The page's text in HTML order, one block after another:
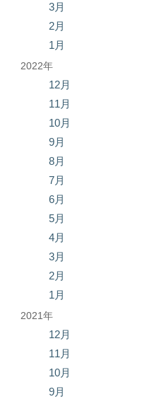
3月
2月
1月
2022年
12月
11月
10月
9月
8月
7月
6月
5月
4月
3月
2月
1月
2021年
12月
11月
10月
9月